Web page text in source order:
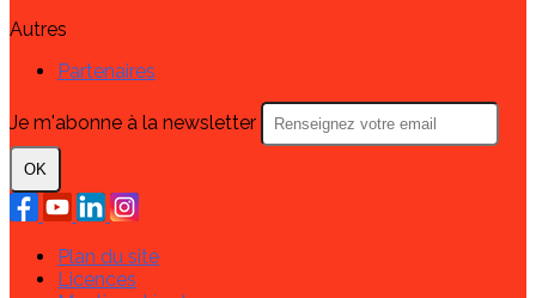
Autres
Partenaires
Je m'abonne à la newsletter
OK
Plan du site
Licences